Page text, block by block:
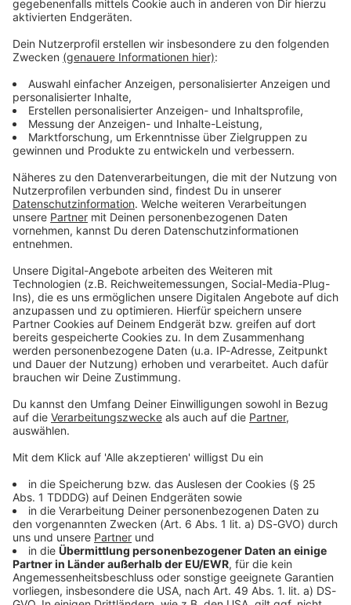
informieren dich.
Zum Newsletter anmelden
Studio Hotline
Sprachnachricht
© dpa-infocom, dpa:260124-930-589586/1
DAS KÖNNTE DICH AUCH INTERESSIEREN
Bayern